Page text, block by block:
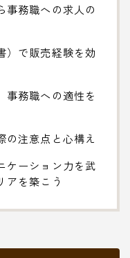
事務職への求人の
）で販売経験を効
事務職への適性を
の注意点と心構え
ケーション力を武
アを築こう